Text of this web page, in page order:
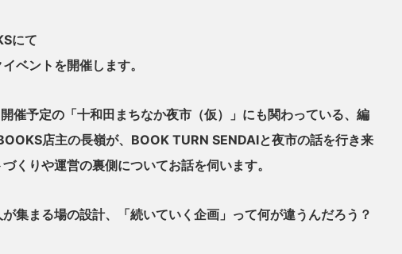
にて
ベントを開催します。
催予定の「十和田まちなか夜市（仮）」にも関わっている、編
店主の長嶺が、BOOK TURN SENDAIと夜市の話を行き来
くりや運営の裏側についてお話を伺います。
集まる場の設計、「続いていく企画」って何が違うんだろう？